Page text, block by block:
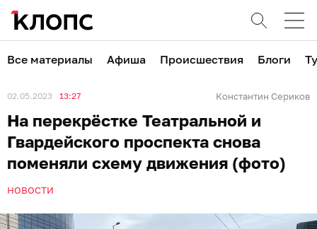
Все материалы Афиша Происшествия Блоги
02.05.2023 13:27 Константин Сериков
На перекрёстке Театральной и
Гвардейского проспекта снова
поменяли схему движения (фото)
НОВОСТИ